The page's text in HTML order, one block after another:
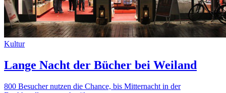
Kultur
Lange Nacht der Bücher bei Weiland
800 Besucher nutzen die Chance, bis Mitternacht in der